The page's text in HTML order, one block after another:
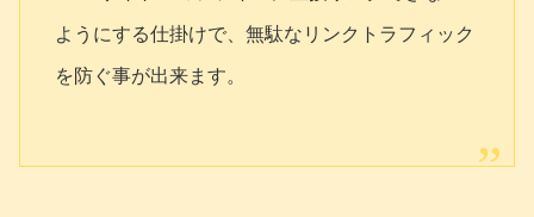
ようにする仕掛けで、無駄なリンクトラフィック
を防ぐ事が出来ます。